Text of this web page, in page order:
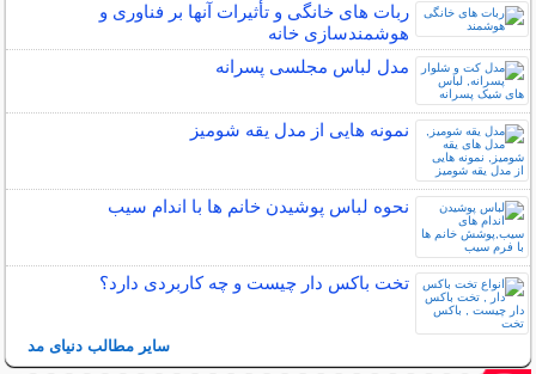
ربات ‌های خانگی و تأثیرات آنها بر فناوری و
هوشمندسازی خانه
مدل لباس مجلسی پسرانه
نمونه هایی از مدل یقه شومیز
نحوه لباس پوشیدن خانم ها با اندام سیب
تخت باکس دار چیست و چه کاربردی دارد؟
سایر مطالب دنیای مد